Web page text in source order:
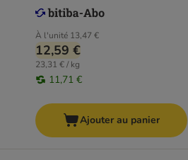
À l'unité 13,47 €
12,59 €
23,31 € / kg
11,71 €
Ajouter au panier